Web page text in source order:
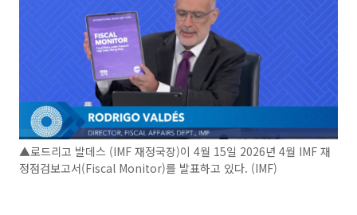
▲로드리고 발데스 (IMF 재정국장)이 4월 15일 2026년 4월 IMF 재
정점검보고서(Fiscal Monitor)를 발표하고 있다. (IMF)